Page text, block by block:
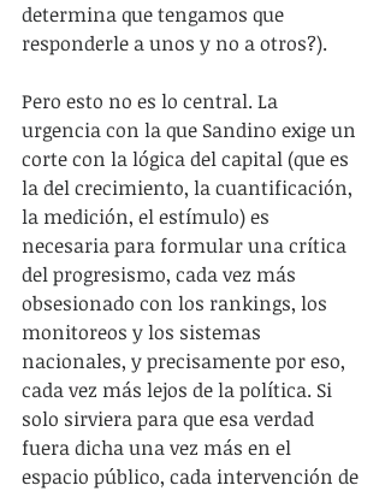
determina que tengamos que
responderle a unos y no a otros?).
Pero esto no es lo central. La
urgencia con la que Sandino exige un
corte con la lógica del capital (que es
la del crecimiento, la cuantificación,
la medición, el estímulo) es
necesaria para formular una crítica
del progresismo, cada vez más
obsesionado con los rankings, los
monitoreos y los sistemas
nacionales, y precisamente por eso,
cada vez más lejos de la política. Si
solo sirviera para que esa verdad
fuera dicha una vez más en el
espacio público, cada intervención de